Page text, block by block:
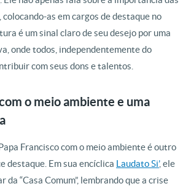
colocando-as em cargos de destaque no
é um sinal claro de seu desejo por uma
onde todos, independentemente do
com seus dons e talentos.
o meio ambiente e uma
Francisco com o meio ambiente é outro
destaque. Em sua encíclica Laudato Si’, ele
da “Casa Comum”, lembrando que a crise